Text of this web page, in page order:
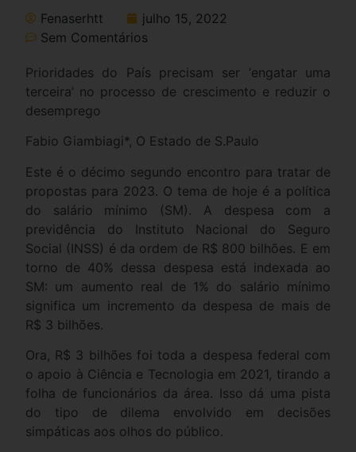
Fenaserhtt
julho 15, 2022
Sem Comentários
Prioridades do País precisam ser ‘engatar uma
terceira’ no processo de crescimento e reduzir o
desemprego
Fabio Giambiagi*, O Estado de S.Paulo
Este é o décimo segundo encontro para tratar de
propostas para 2023. O tema de hoje é a política
do salário mínimo (SM). A despesa com a
previdência do Instituto Nacional do Seguro
Social (INSS) é da ordem de R$ 800 bilhões. E em
torno de 40% dessa despesa está indexada ao
SM: um aumento real de 1% do salário mínimo
significa um incremento da despesa de mais de
R$ 3 bilhões.
Ora, R$ 3 bilhões foi toda a despesa federal com
o apoio à Ciência e Tecnologia em 2021, tirando a
folha de funcionários da área. Isso dá uma pista
do tipo de dilema envolvido em decisões
simpáticas aos olhos do público.